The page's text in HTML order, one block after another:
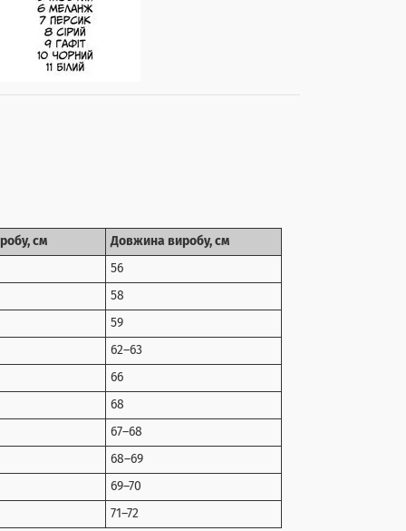
см Довжина виробу, см
56
58
59
62–63
66
68
67–68
68–69
69–70
71–72